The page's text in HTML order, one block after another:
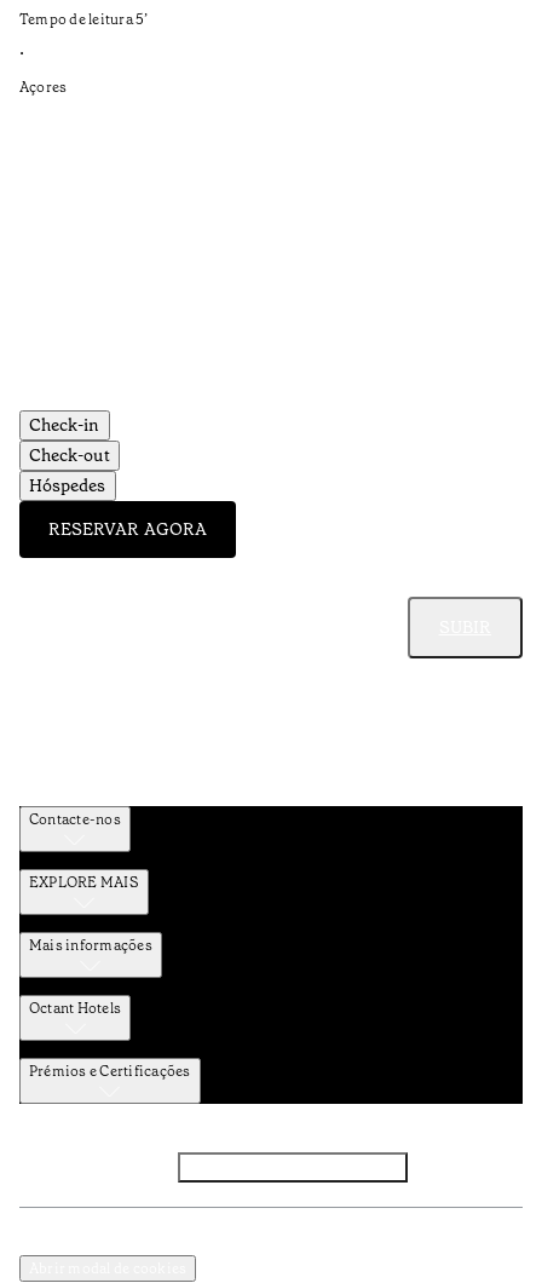
Tempo de leitura5’
•
Açores
Check-in
Check-out
Hóspedes
RESERVAR AGORA
Contacte-nos
EXPLORE MAIS
Mais informações
Octant Hotels
Prémios e Certificações